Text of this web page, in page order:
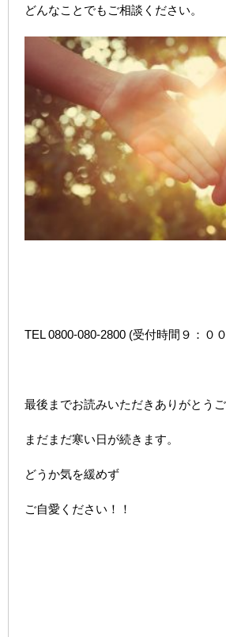
どんなことでもご相談ください。
TEL 0800-080-2800 (受付時間９：０
最後までお読みいただきありがとうご
まだまだ寒い日が続きます。
どうか気を緩めず
ご自愛ください！！